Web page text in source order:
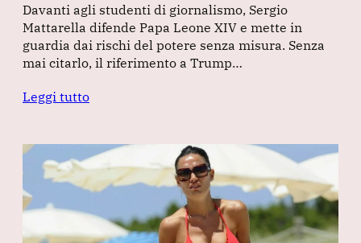
Davanti agli studenti di giornalismo, Sergio
Mattarella difende Papa Leone XIV e mette in
guardia dai rischi del potere senza misura. Senza
mai citarlo, il riferimento a Trump…
Leggi tutto